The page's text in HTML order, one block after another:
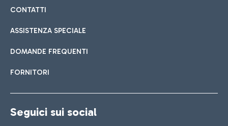
CONTATTI
ASSISTENZA SPECIALE
DOMANDE FREQUENTI
FORNITORI
Seguici sui social